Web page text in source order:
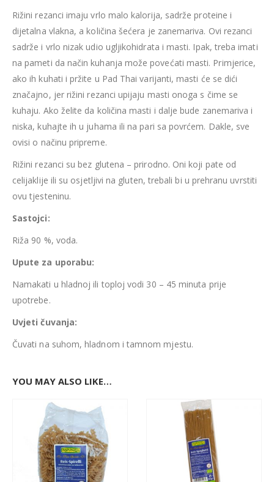
Rižini rezanci imaju vrlo malo kalorija, sadrže proteine i
dijetalna vlakna, a količina šećera je zanemariva. Ovi rezanci
sadrže i vrlo nizak udio ugljikohidrata i masti. Ipak, treba imati
na pameti da način kuhanja može povećati masti. Primjerice,
ako ih kuhati i pržite u Pad Thai varijanti, masti će se dići
značajno, jer rižini rezanci upijaju masti onoga s čime se
kuhaju. Ako želite da količina masti i dalje bude zanemariva i
niska, kuhajte ih u juhama ili na pari sa povrćem. Dakle, sve
ovisi o načinu pripreme.
Rižini rezanci su bez glutena – prirodno. Oni koji pate od
celijaklije ili su osjetljivi na gluten, trebali bi u prehranu uvrstiti
ovu tjesteninu.
Sastojci:
Riža 90 %, voda.
Upute za uporabu:
Namakati u hladnoj ili toploj vodi 30 – 45 minuta prije
upotrebe.
Uvjeti čuvanja:
Čuvati na suhom, hladnom i tamnom mjestu.
YOU MAY ALSO LIKE…